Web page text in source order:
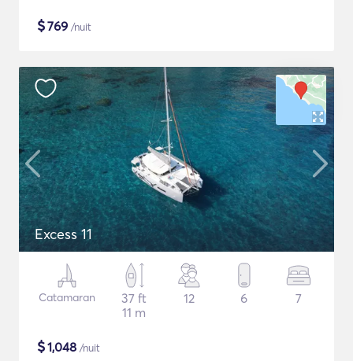
$769 /nuit
Excess 11
Catamaran
37 ft
11 m
12 6 7
$1,048 /nuit